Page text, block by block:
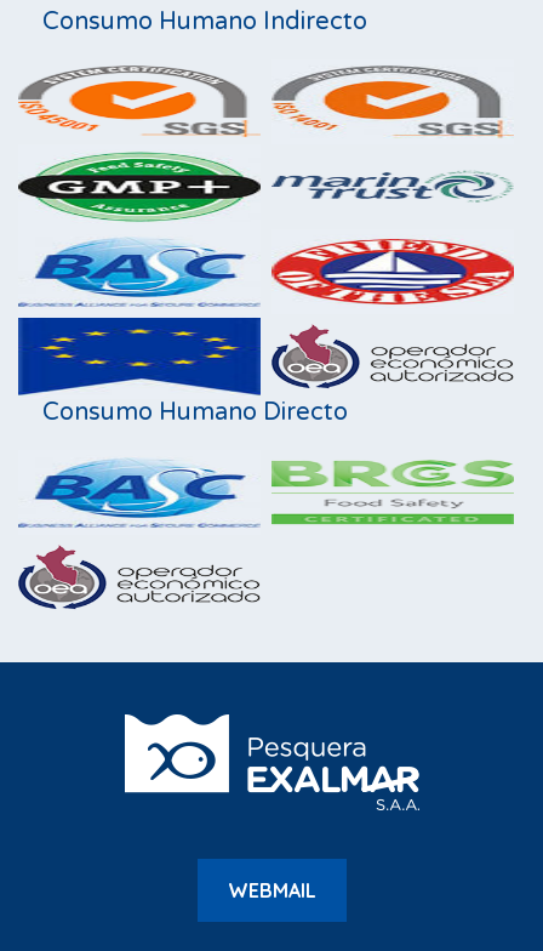
Consumo Humano Indirecto
Consumo Humano Directo
WEBMAIL